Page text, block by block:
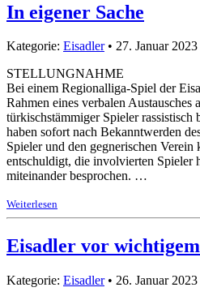
In eigener Sache
Kategorie: Eisadler• 27. Januar
STELLUNGNAHME
Bei einem Regionalliga-Spiel der
Rahmen eines verbalen Austausches
türkischstämmiger Spieler rassistisch
haben sofort nach Bekanntwerden
Spieler und den gegnerischen Verein
entschuldigt, die involvierten Spieler
miteinander besprochen. …
Weiterlesen
Eisadler vor
Kategorie: Eisadler• 26. Januar